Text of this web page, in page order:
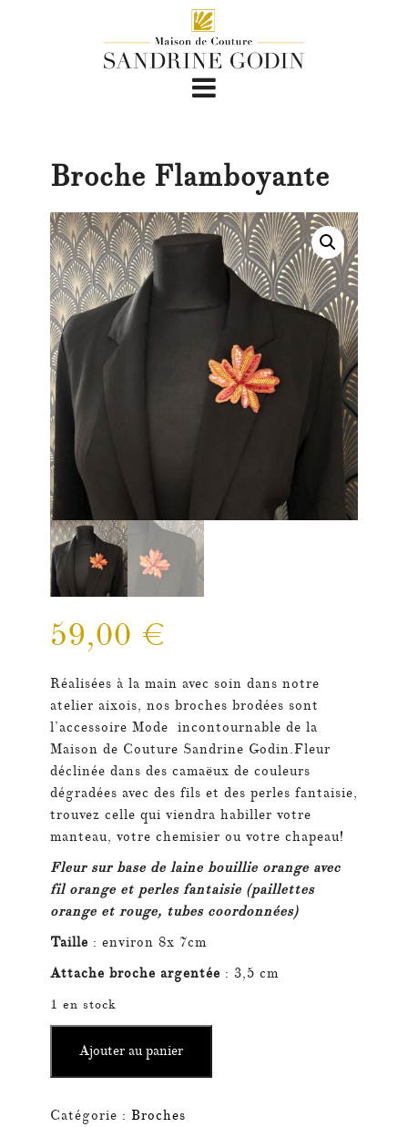
Broche Flamboyante
59,00 €
Réalisées à la main avec soin dans notre
atelier aixois, nos broches brodées sont
l’accessoire Mode incontournable de la
Maison de Couture Sandrine Godin.Fleur
déclinée dans des camaëux de couleurs
dégradées avec des fils et des perles fantaisie,
trouvez celle qui viendra habiller votre
manteau, votre chemisier ou votre chapeau!
Fleur sur base de laine bouillie orange avec
fil orange et perles fantaisie (paillettes
orange et rouge, tubes coordonnées)
Taille : environ 8x 7cm
Attache broche argentée : 3,5 cm
1 en stock
Broche
Ajouter au panier
Catégorie : Broches